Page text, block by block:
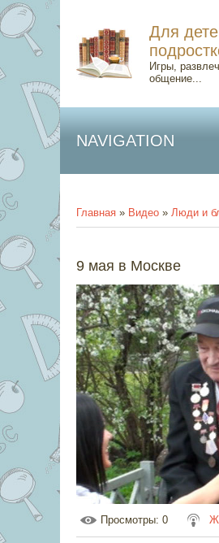
Для
Игры,
общение...
NAVIGATION
Главная » Видео » Люди и
9 мая в Москве
Просмотры: 0